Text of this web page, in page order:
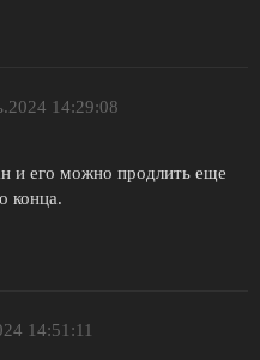
14:29:08
и его можно продлить еще
конца.
14:51:11